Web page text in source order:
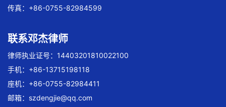
传真：+86-0755-82984599
联系邓杰律师
律师执业证号：14403201810022100
手机：+86-13715198118
座机：+86-0755-82984411
邮箱： szdengjie@qq.com